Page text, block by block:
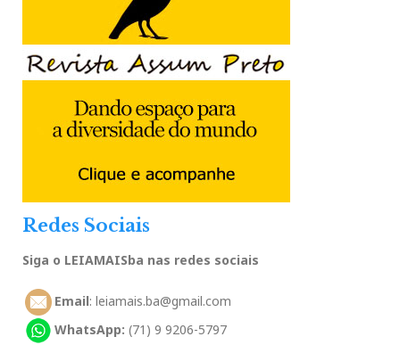
Redes Sociais
Siga o LEIAMAISba nas redes sociais
Email: leiamais.ba@gmail.com
WhatsApp: (71) 9 9206-5797